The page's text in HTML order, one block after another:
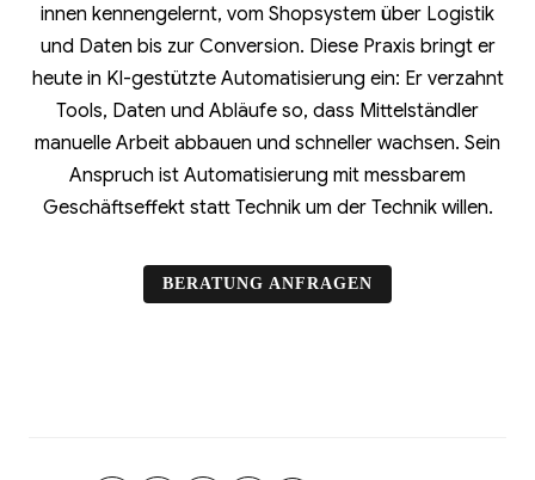
innen kennengelernt, vom Shopsystem über Logistik
und Daten bis zur Conversion. Diese Praxis bringt er
heute in KI-gestützte Automatisierung ein: Er verzahnt
Tools, Daten und Abläufe so, dass Mittelständler
manuelle Arbeit abbauen und schneller wachsen. Sein
Anspruch ist Automatisierung mit messbarem
Geschäftseffekt statt Technik um der Technik willen.
BERATUNG ANFRAGEN